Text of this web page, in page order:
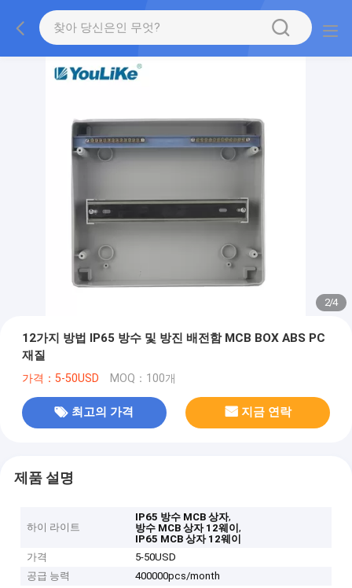
2/4
12가지 방법 IP65 방수 및 방진 배전함 MCB BOX ABS PC
재질
가격：5-50USD MOQ：100개
최고의 가격 지금 연락
제품 설명
하이 라이트
IP65 방수 MCB 상자,
방수 MCB 상자 12웨이,
IP65 MCB 상자 12웨이
가격
5-50USD
공급 능력
400000pcs/month